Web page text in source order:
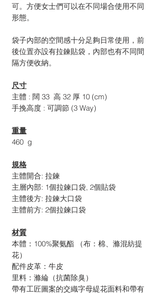
可。方便女士們可以在不同場合使用不同
形態。
袋子內部的空間感十分足夠日常使用，前
後位置亦設有拉鍊貼袋，內部也有不同間
隔方便收納。
尺寸
主體 : 闊 33 高 32 厚 10 (cm)
手挽高度 : 可調節 (3 Way)
重量
460 g
規格
主體開合: 拉鍊
主層內部: 1個拉鍊口袋, 2個貼袋
主體後方: 拉鍊大口袋
主體前方: 2個拉鍊口袋
材質
本體：100%聚氨酯 （布：棉、滌混紡提
花）
配件皮革：牛皮
里料：滌綸（抗菌除臭）
帶有工匠圖案的交織字母緹花面料和帶有